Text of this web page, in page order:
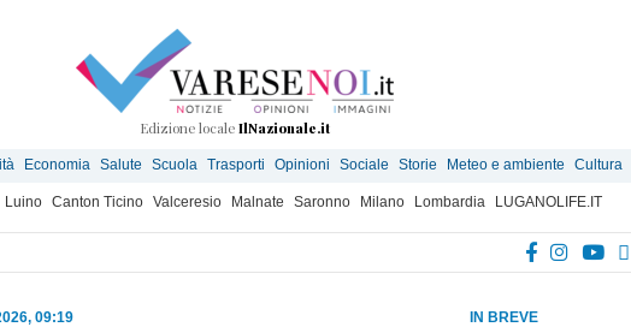
Edizione locale IlNazionale.it
Economia Salute Scuola Trasporti Opinioni Sociale Storie Meteo e ambiente Cultura
Luino Canton Ticino Valceresio Malnate Saronno Milano Lombardia LUGANOLIFE.IT
IN BREVE
09:19